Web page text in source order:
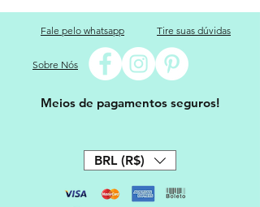
Fale pelo whatsapp Tire suas dúvidas
Sobre Nós
Meios de pagamentos seguros!
BRL (R$)